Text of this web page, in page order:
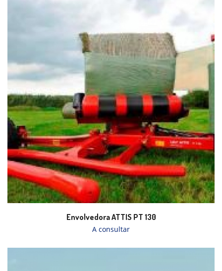
Envolvedora ATTIS PT 130
A consultar